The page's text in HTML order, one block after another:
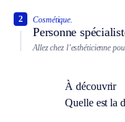
Cosmétique.
Personne
2
Allez chez l’esthéticienne
À découvrir
Quelle est la